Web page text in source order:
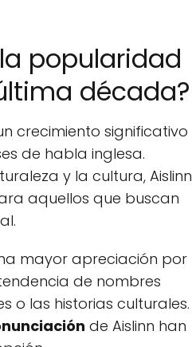
popularidad
década?
crecimiento significativo
de habla inglesa.
y la cultura, Aislinn
aquellos que buscan
mayor apreciación por
de nombres
o las historias culturales.
de Aislinn han